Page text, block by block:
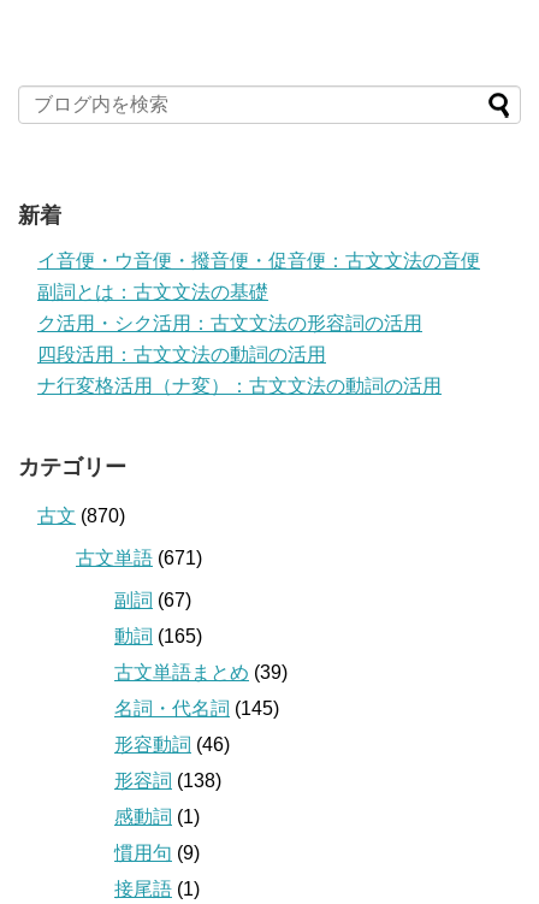
新着
イ音便・ウ音便・撥音便・促音便：古文文法の音便
副詞とは：古文文法の基礎
ク活用・シク活用：古文文法の形容詞の活用
四段活用：古文文法の動詞の活用
ナ行変格活用（ナ変）：古文文法の動詞の活用
カテゴリー
古文 (870)
古文単語 (671)
副詞 (67)
動詞 (165)
古文単語まとめ (39)
名詞・代名詞 (145)
形容動詞 (46)
形容詞 (138)
感動詞 (1)
慣用句 (9)
接尾語 (1)